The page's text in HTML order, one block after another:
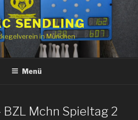
SENDLING
in München
Menü
BZL Mchn Spieltag 2